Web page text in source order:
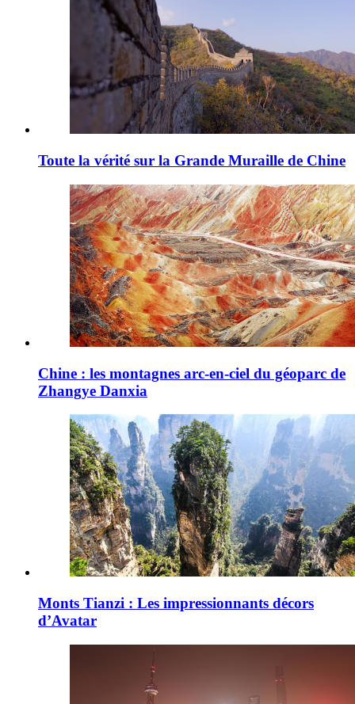
Toute la vérité sur la Grande Muraille de Chine
Chine : les montagnes arc-en-ciel du géoparc de
Zhangye Danxia
Monts Tianzi : Les impressionnants décors
d’Avatar